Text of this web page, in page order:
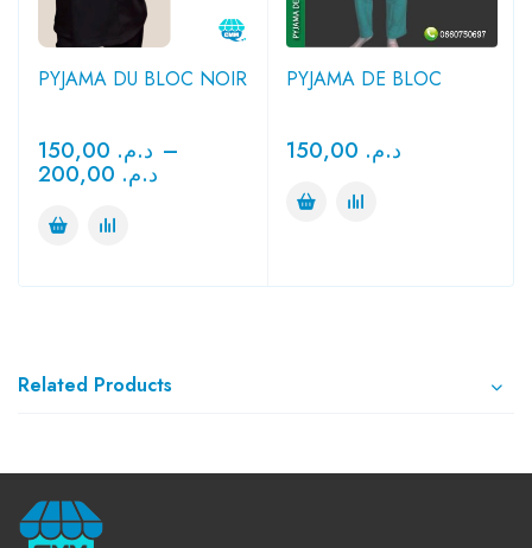
PYJAMA DU BLOC NOIR
د.م. –
د.م.
PYJAMA DE BLOC
د.م.
Related Products